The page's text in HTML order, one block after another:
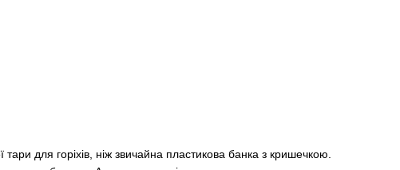
для горіхів, ніж звичайна пластикова банка з кришечкою.